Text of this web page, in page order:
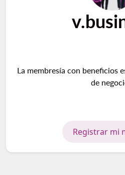
La membresía con beneficios
de
Registrar mi